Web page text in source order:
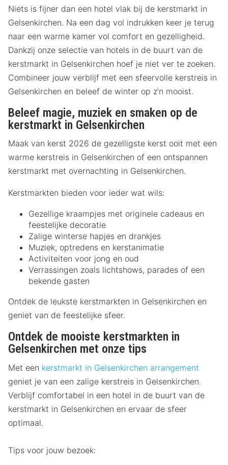
Niets is fijner dan een hotel vlak bij de kerstmarkt in
Gelsenkirchen. Na een dag vol indrukken keer je terug
naar een warme kamer vol comfort en gezelligheid.
Dankzij onze selectie van hotels in de buurt van de
kerstmarkt in Gelsenkirchen hoef je niet ver te zoeken.
Combineer jouw verblijf met een sfeervolle kerstreis in
Gelsenkirchen en beleef de winter op z’n mooist.
Beleef magie, muziek en smaken op de
kerstmarkt in Gelsenkirchen
Maak van kerst 2026 de gezelligste kerst ooit met een
warme kerstreis in Gelsenkirchen of een ontspannen
kerstmarkt met overnachting in Gelsenkirchen.
Kerstmarkten bieden voor ieder wat wils:
Gezellige kraampjes met originele cadeaus en
feestelijke decoratie
Zalige winterse hapjes en drankjes
Muziek, optredens en kerstanimatie
Activiteiten voor jong en oud
Verrassingen zoals lichtshows, parades of een
bekende gasten
Ontdek de leukste kerstmarkten in Gelsenkirchen en
geniet van de feestelijke sfeer.
Ontdek de mooiste kerstmarkten in
Gelsenkirchen met onze tips
Met een kerstmarkt in Gelsenkirchen arrangement
geniet je van een zalige kerstreis in Gelsenkirchen.
Verblijf comfortabel in een hotel in de buurt van de
kerstmarkt in Gelsenkirchen en ervaar de sfeer
optimaal.
Tips voor jouw bezoek: